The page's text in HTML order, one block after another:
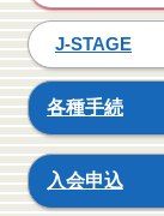
J-STAGE
各種手続
入会申込